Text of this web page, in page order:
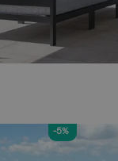
-5%